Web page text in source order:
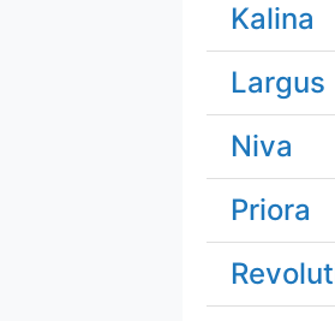
Kalina
Largus
Niva
Priora